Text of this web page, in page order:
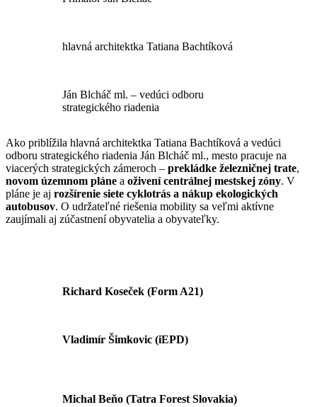
hlavná architektka Tatiana Bachtíková
Ján Blcháč ml. – vedúci odboru
strategického riadenia
Ako priblížila hlavná architektka Tatiana Bachtíková a vedúci
odboru strategického riadenia Ján Blcháč ml., mesto pracuje na
viacerých strategických zámeroch – prekládke železničnej trate,
novom územnom pláne a oživení centrálnej mestskej zóny. V
pláne je aj rozšírenie siete cyklotrás a nákup ekologických
autobusov. O udržateľné riešenia mobility sa veľmi aktívne
zaujímali aj zúčastnení obyvatelia a obyvateľky.
Richard Koseček (Form A21)
Vladimír Šimkovic (iEPD)
Michal Beňo (Tatra Forest Slovakia)